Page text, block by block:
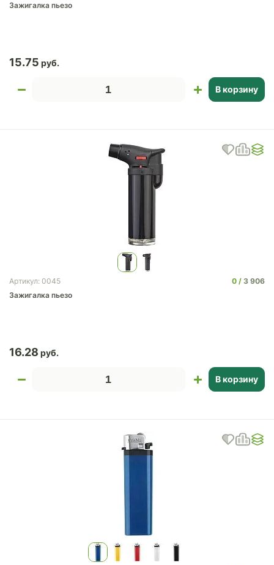
Зажигалка пьезо
15.75
В корзину
Артикул: 0045 0
3 906
Зажигалка пьезо
16.28
В корзину